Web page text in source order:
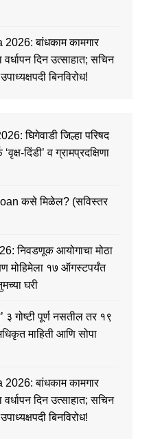
बांधकाम कामगार
दिन उत्साहात; सचिन
बिनविरोध!
घिगेवाडी जिल्हा परिषद
दिंडी’ व ग्रामप्रदक्षिणा
कसे मिळेल? (सविस्तर
निवडणूक आयोगाचा मोठा
मोहिमेला १७ ऑगस्टपर्यंत
घरी
गोष्टी पूर्ण नसतील तर १९
माहिती आणि सोपा
बांधकाम कामगार
दिन उत्साहात; सचिन
बिनविरोध!